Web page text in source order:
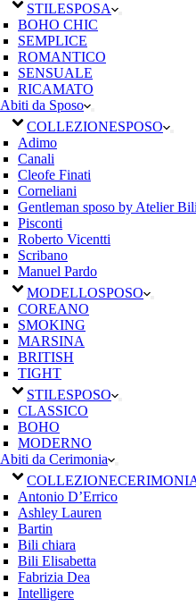
STILESPOSA
BOHO CHIC
SEMPLICE
ROMANTICO
SENSUALE
RICAMATO
Abiti da Sposo
COLLEZIONESPOSO
Adimo
Canali
Cleofe Finati
Corneliani
Gentleman sposo by Atelier Bili
Pisconti
Roberto Vicentti
Scribano
Manuel Pardo
MODELLOSPOSO
COREANO
SMOKING
MARSINA
BRITISH
TIGHT
STILESPOSO
CLASSICO
BOHO
MODERNO
Abiti da Cerimonia
COLLEZIONE
Antonio D’Errico
Ashley Lauren
Bartin
Bili chiara
Bili Elisabetta
Fabrizia Dea
Intelligere